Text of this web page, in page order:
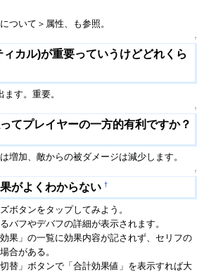
ついて＞属性、も参照。
↑
カル)が重要っていうけどどれくら
す。重要。
↑
てプレイヤーの一方的有利ですか？
増加、敵からの被ダメージは減少します。
↑
がよくわからない †
ボタンをタップしてみよう。
バフやデバフの詳細が表示されます。
果」の一覧に効果内容が記されず、セリフの
合がある。
替」ボタンで「合計効果値」を表示すれば大